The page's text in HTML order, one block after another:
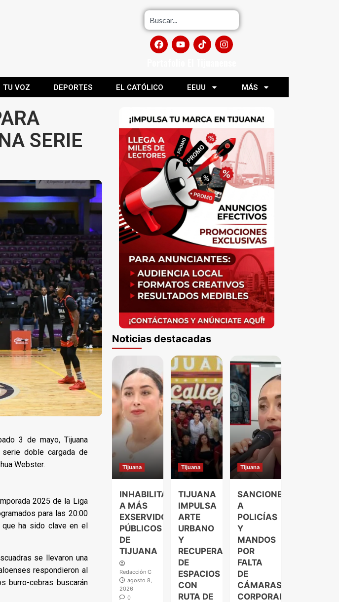
TU VOZ DEPORTES EL CATÓLICO EEUU MÁS
SERIE
3 de mayo, Tijuana
doble cargada de
Webster.
2025 de la Liga
para las 20:00
que ha sido clave en el
se llevaron una
respondieron al
burro-cebras buscarán
Noticias destacadas
Tijuana
INHABILITAN
A MÁS
EXSERVIDORES
PÚBLICOS
DE
TIJUANA
Redacción C
agosto 8,
2026
0
Tijuana
TIJUANA
IMPULSA
ARTE
URBANO
Y
RECUPERACIÓN
DE
ESPACIOS
CON
RUTA DE
Tijuana
SANCIONES
A
POLICÍAS
Y
MANDOS
POR
FALTA
DE
CÁMARAS
CORPORALES